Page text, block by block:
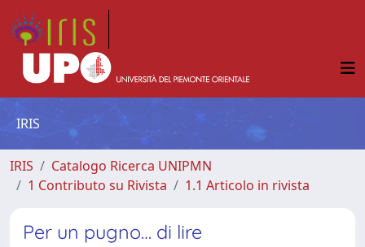
IRIS
IRIS
Catalogo Ricerca UNIPMN
1 Contributo su Rivista
1.1 Articolo in rivista
Per un pugno… di lire